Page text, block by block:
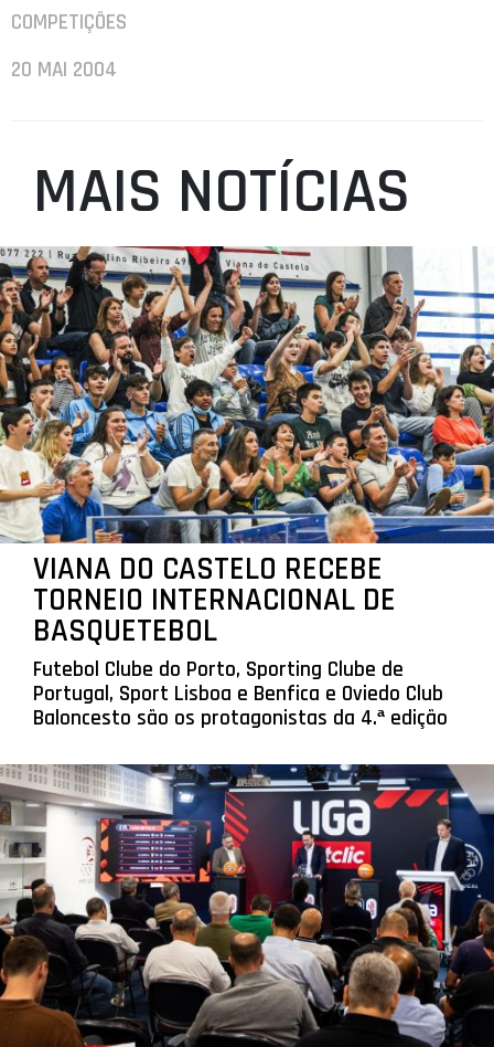
COMPETIÇÕES
20 MAI 2004
MAIS NOTÍCIAS
VIANA DO CASTELO RECEBE
TORNEIO INTERNACIONAL DE
BASQUETEBOL
Futebol Clube do Porto, Sporting Clube de
Portugal, Sport Lisboa e Benfica e Oviedo Club
Baloncesto são os protagonistas da 4.ª edição